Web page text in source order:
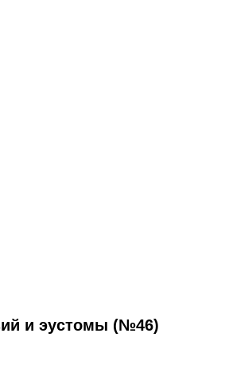
и эустомы (№46)